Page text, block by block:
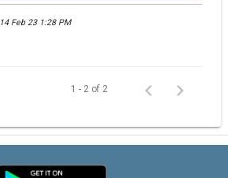
14 Feb 23 1:28 PM
1 - 2 of 2